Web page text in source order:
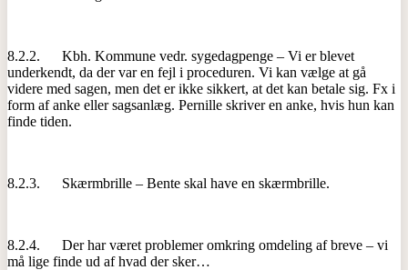
8.2.2. Kbh. Kommune vedr. sygedagpenge – Vi er blevet
underkendt, da der var en fejl i proceduren. Vi kan vælge at gå
videre med sagen, men det er ikke sikkert, at det kan betale sig. Fx i
form af anke eller sagsanlæg. Pernille skriver en anke, hvis hun kan
finde tiden.
8.2.3. Skærmbrille – Bente skal have en skærmbrille.
8.2.4. Der har været problemer omkring omdeling af breve – vi
må lige finde ud af hvad der sker…